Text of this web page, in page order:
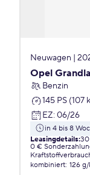
Neuwagen |
Opel
Benzin
145 PS (107
EZ: 06/26
in 4 bis 8
Leasingdetails:
0 €
kombiniert: 126